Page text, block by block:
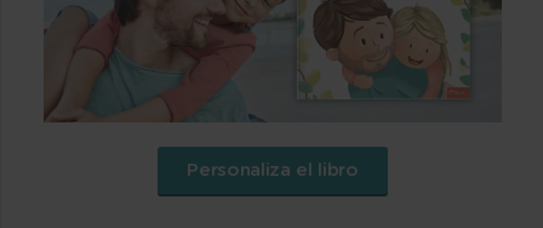
Personaliza el libro